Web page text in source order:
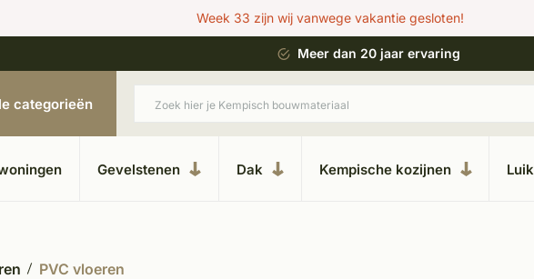
Week 33 zijn wij vanwege vakantie gesloten!
Uitgebreide showroom in
categorieën
Gevelstenen Dak Kempische kozijnen
PVC vloeren